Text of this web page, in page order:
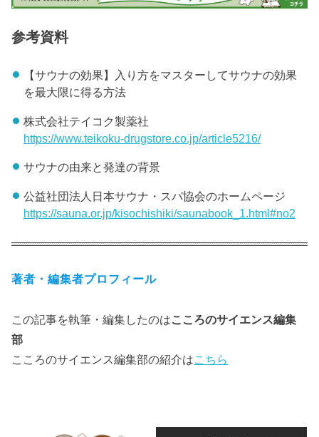
参考資料
【サウナの効果】入り方をマスターしてサウナの効果
を最大限に得る方法
株式会社テイコク製薬社
https://www.teikoku-drugstore.co.jp/article5216/
サウナの由来と発達の背景
公益社団法人日本サウナ・スパ協会のホームページ
https://sauna.or.jp/kisochishiki/saunabook_1.html#no2
著者・編集者プロフィール
この記事を執筆・編集したのはこころのサイエンス編集
部
こころのサイエンス編集部の紹介はこちら